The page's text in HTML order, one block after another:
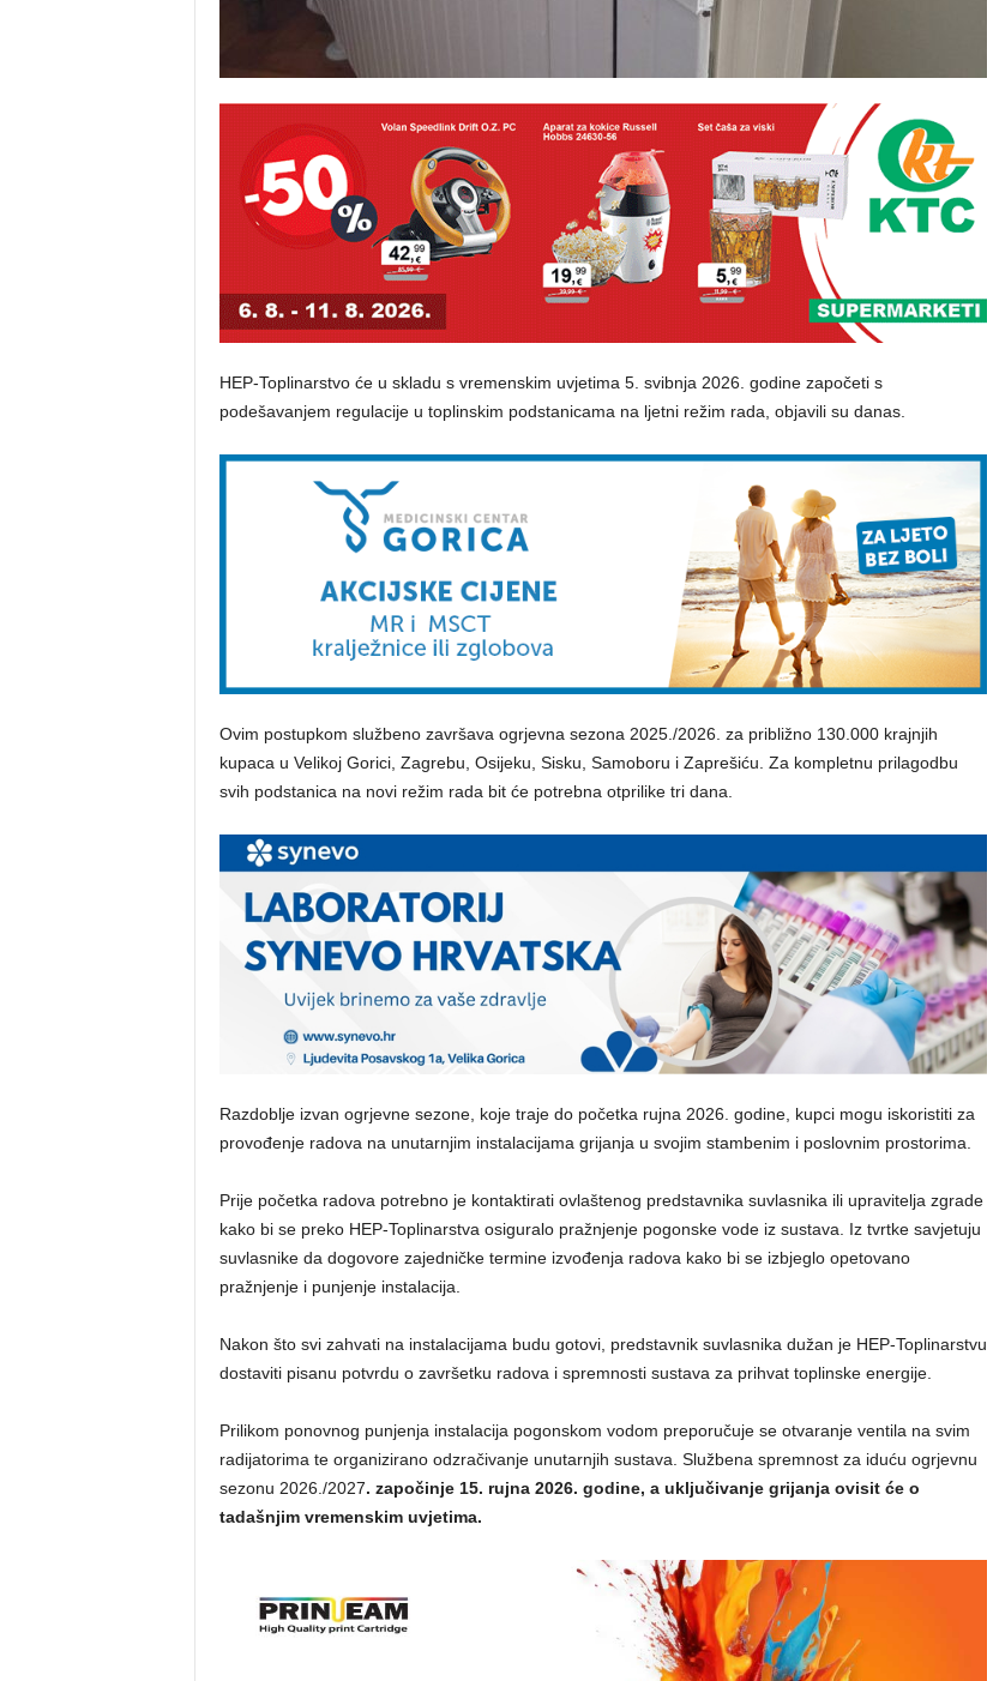
HEP-Toplinarstvo će u skladu s vremenskim uvjetima 5. svibnja 2026. godine započeti s
podešavanjem regulacije u toplinskim podstanicama na ljetni režim rada, objavili su danas.
Ovim postupkom službeno završava ogrjevna sezona 2025./2026. za približno 130.000 krajnjih
kupaca u Velikoj Gorici, Zagrebu, Osijeku, Sisku, Samoboru i Zaprešiću. Za kompletnu prilagodbu
svih podstanica na novi režim rada bit će potrebna otprilike tri dana.
Razdoblje izvan ogrjevne sezone, koje traje do početka rujna 2026. godine, kupci mogu iskoristiti za
provođenje radova na unutarnjim instalacijama grijanja u svojim stambenim i poslovnim prostorima.
Prije početka radova potrebno je kontaktirati ovlaštenog predstavnika suvlasnika ili upravitelja zgrade
kako bi se preko HEP-Toplinarstva osiguralo pražnjenje pogonske vode iz sustava. Iz tvrtke savjetuju
suvlasnike da dogovore zajedničke termine izvođenja radova kako bi se izbjeglo opetovano
pražnjenje i punjenje instalacija.
Nakon što svi zahvati na instalacijama budu gotovi, predstavnik suvlasnika dužan je HEP-Toplinarstvu
dostaviti pisanu potvrdu o završetku radova i spremnosti sustava za prihvat toplinske energije.
Prilikom ponovnog punjenja instalacija pogonskom vodom preporučuje se otvaranje ventila na svim
radijatorima te organizirano odzračivanje unutarnjih sustava. Službena spremnost za iduću ogrjevnu
sezonu 2026./2027. započinje 15. rujna 2026. godine, a uključivanje grijanja ovisit će o
tadašnjim vremenskim uvjetima.